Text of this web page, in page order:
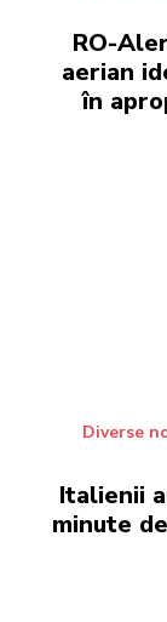
RO-
aerian
în
Diverse
Italienii
minute